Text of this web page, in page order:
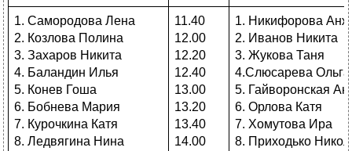
1. Самородова Лена
2. Козлова Полина
3. Захаров Никита
4. Баландин Илья
5. Конев Гоша
6. Бобнева Мария
7. Курочкина Катя
8. Ледвягина Нина
11.40
12.00
12.20
12.40
13.00
13.20
13.40
14.00
1. Никифорова
2. Иванов Никита
3. Жукова Таня
4.Слюсарева Ольга
5. Гайворонская
6. Орлова Катя
7. Хомутова Ира
8. Приходько